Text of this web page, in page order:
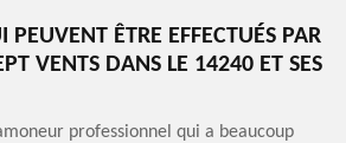
PEUVENT ÊTRE EFFECTUÉS PAR
VENTS DANS LE 14240 ET SES
professionnel qui a beaucoup